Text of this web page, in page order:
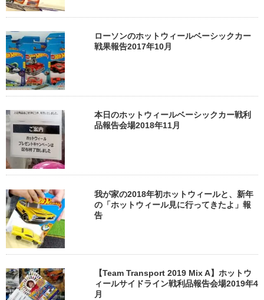
ローソンのホットウィールベーシックカー
戦果報告2017年10月
本日のホットウィールベーシックカー戦利
品報告会場2018年11月
我が家の2018年初ホットウィールと、新年
の「ホットウィール見に行ってきたよ」報
告
【Team Transport 2019 Mix A】ホットウ
ィールサイドライン戦利品報告会場2019年4
月